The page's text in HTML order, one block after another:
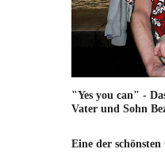
"Yes you can" -
Vater und Sohn
Eine der